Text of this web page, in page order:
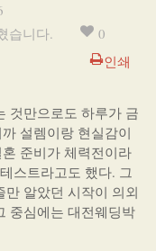
습니다.
0
인쇄
것만으로도 하루가 금
설렘이랑 현실감이
준비가 체력전이라
스트라고도 했다. 그
알았던 시작이 의외
중심에는 대전웨딩박